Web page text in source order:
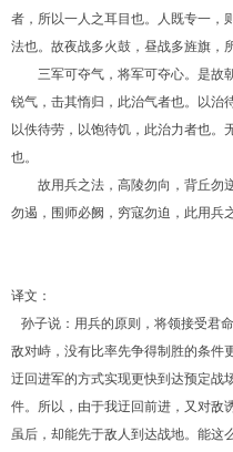
者，所以一人之耳目也。人既专一，
法也。故夜战多火鼓，昼战多旌旗，
三军可夺气，将军可夺心。是故
锐气，击其惰归，此治气者也。以治
以佚待劳，以饱待饥，此治力者也。
也。
故用兵之法，高陵勿向，背丘勿
勿遏，围师必阙，穷寇勿迫，此用兵
译文：
孙子说：用兵的原则，将领接受君
敌对峙，没有比率先争得制胜的条件
迂回进军的方式实现更快到达预定战
件。所以，由于我迂回前进，又对敌
虽后，却能先于敌人到达战地。能这